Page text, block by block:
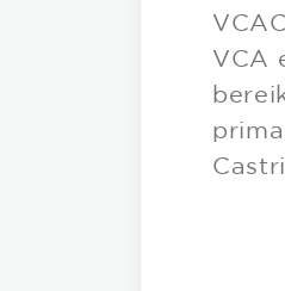
VCA